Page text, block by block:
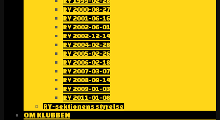
RY 2000-08-27
RY 2001-06-16
RY 2002-06-01
RY 2002-12-14
RY 2004-02-28
RY 2005-02-26
RY 2006-02-18
RY 2007-03-07
RY 2008-09-14
RY 2009-01-03
RY 2011-01-08
RY-sektionens styrelse
OM KLUBBEN